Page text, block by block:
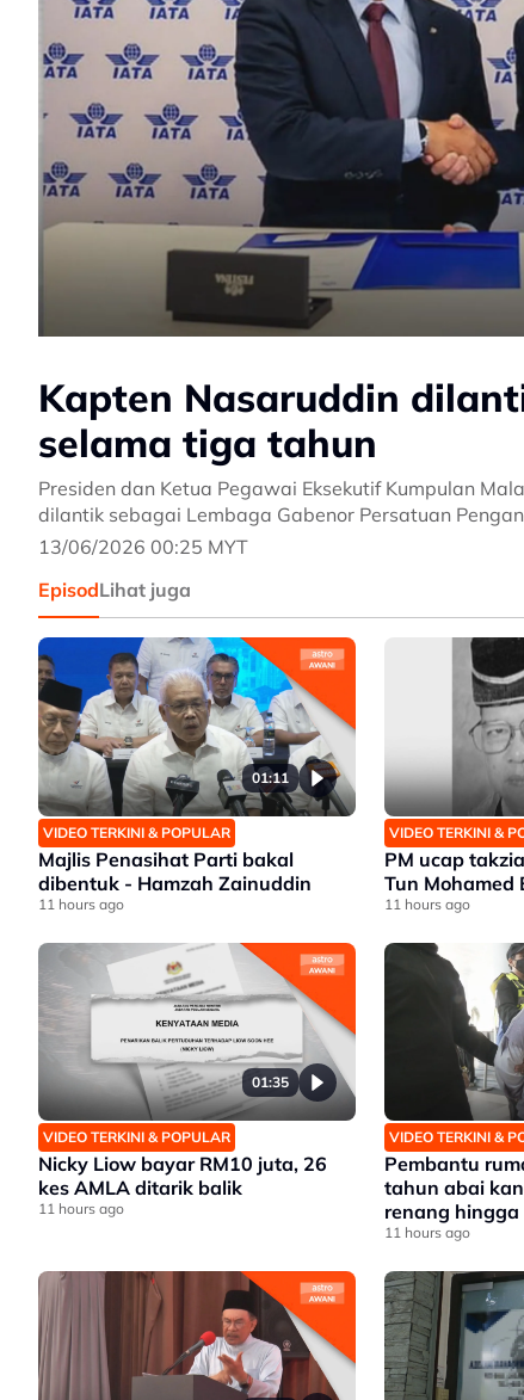
Kapten Nasaruddin
selama tiga tahun
Presiden dan Ketua Pegawai Eksekutif Kumpulan
dilantik sebagai Lembaga Gabenor Persatuan
13/06/2026 00:25 MYT
EpisodLihat juga
01:11
VIDEO TERKINI & POPULAR
Majlis Penasihat Parti bakal
dibentuk - Hamzah Zainuddin
11 hours ago
VIDEO TERKINI &
PM ucap
Tun Mohamed
11 hours ago
01:35
VIDEO TERKINI & POPULAR
Nicky Liow bayar RM10 juta, 26
kes AMLA ditarik balik
11 hours ago
VIDEO TERKINI &
Pembantu
tahun abai
renang hingga
11 hours ago